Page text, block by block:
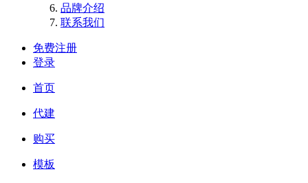
品牌介绍
联系我们
免费注册
登录
首页
代建
购买
模板